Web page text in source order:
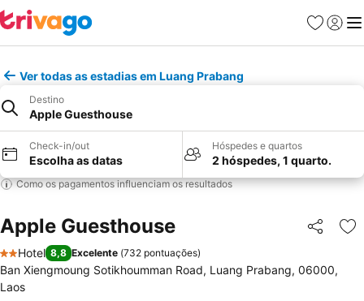
Favoritos
Iniciar
Ver todas as estadias em Luang Prabang
Destino
Apple Guesthouse
Check-in/out
Escolha as datas
Hóspedes e quartos
2 hóspedes, 1 quarto.
Como os pagamentos influenciam os resultados
Apple Guesthouse Partilhar
2 Estrelas
Hotel 8,8 Excelente (732 pontuações)
Ban Xiengmoung Sotikhoumman Road, Luang Prabang, 06000,
Laos